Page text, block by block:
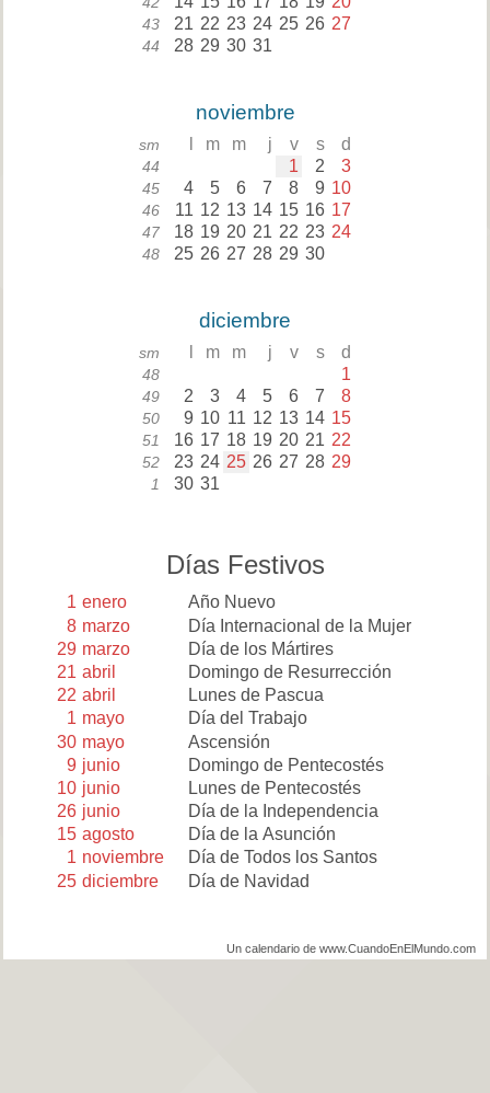
43 21 22 23 24 25 26 27
44 28 29 30 31
noviembre
sm m m j v s d
44 1 2 3
45 4 5 6 7 8 9 10
46 11 12 13 14 15 16 17
47 18 19 20 21 22 23 24
48 25 26 27 28 29 30
diciembre
sm m m j v s d
48 1
49 2 3 4 5 6 7 8
50 9 10 11 12 13 14 15
51 16 17 18 19 20 21 22
52 23 24 25 26 27 28 29
1 30 31
Días Festivos
1 enero
Año Nuevo
8 marzo
Día Internacional de la Mujer
29 marzo
Día de los Mártires
21 abril
Domingo de Resurrección
22 abril
Lunes de Pascua
1 mayo
Día del Trabajo
30 mayo
Ascensión
9 junio
Domingo de Pentecostés
10 junio
Lunes de Pentecostés
26 junio
Día de la Independencia
15 agosto
Día de la Asunción
1 noviembre
Día de Todos los Santos
25 diciembre Día de Navidad
Un calendario de www.CuandoEnElMundo.com